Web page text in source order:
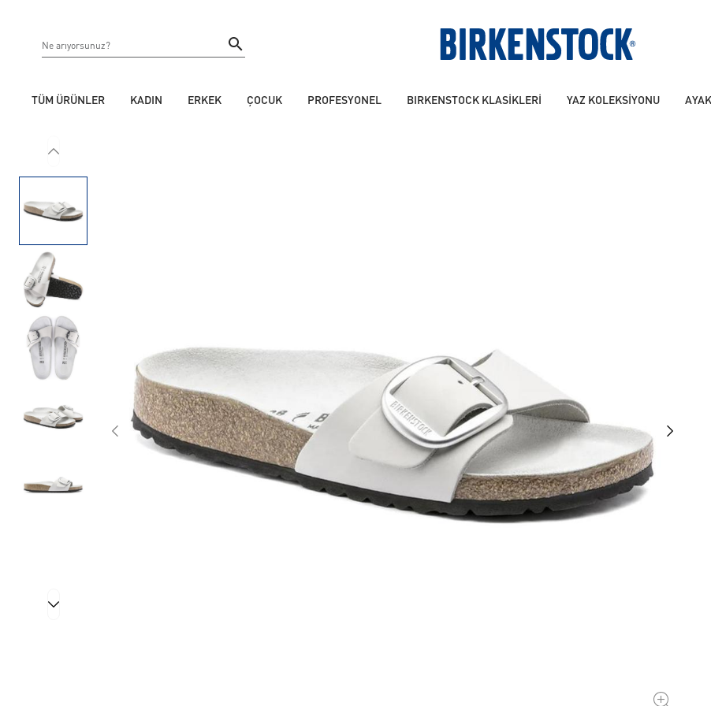
TÜM ÜRÜNLER KADIN ERKEK ÇOCUK PROFESYONEL BIRKENSTOCK KLASİKLERİ YAZ KOLEKSİYONU